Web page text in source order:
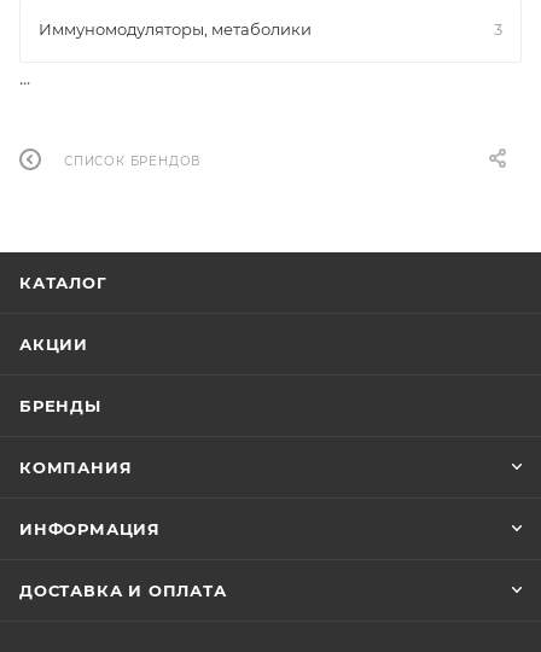
Иммуномодуляторы, метаболики 3
...
СПИСОК БРЕНДОВ
КАТАЛОГ
АКЦИИ
БРЕНДЫ
КОМПАНИЯ
ИНФОРМАЦИЯ
ДОСТАВКА И ОПЛАТА